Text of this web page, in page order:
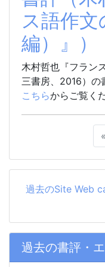
ス語作
編）』）
木村哲也『フラン
三書房、2016）の
こちらからご覧く
«
過去のSite Web
過去の書評・